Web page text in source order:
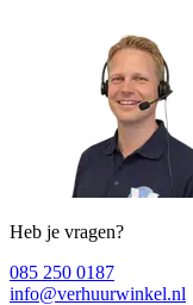
Heb je vragen?
085 250 0187
info@verhuurwinkel.nl